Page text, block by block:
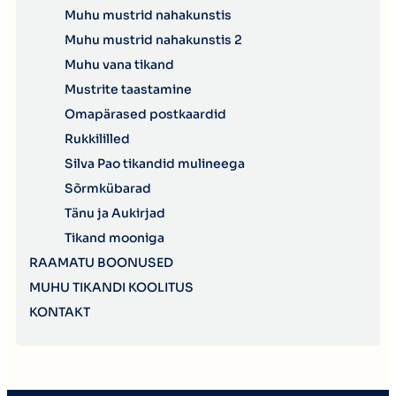
Muhu mustrid nahakunstis
Muhu mustrid nahakunstis 2
Muhu vana tikand
Mustrite taastamine
Omapärased postkaardid
Rukkililled
Silva Pao tikandid mulineega
Sõrmkübarad
Tänu ja Aukirjad
Tikand mooniga
RAAMATU BOONUSED
MUHU TIKANDI KOOLITUS
KONTAKT